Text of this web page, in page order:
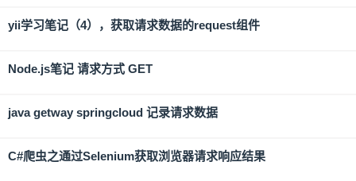
yii学习笔记（4），获取请求数据的request组件
Node.js笔记 请求方式 GET
java getway springcloud 记录请求数据
C#爬虫之通过Selenium获取浏览器请求响应结果